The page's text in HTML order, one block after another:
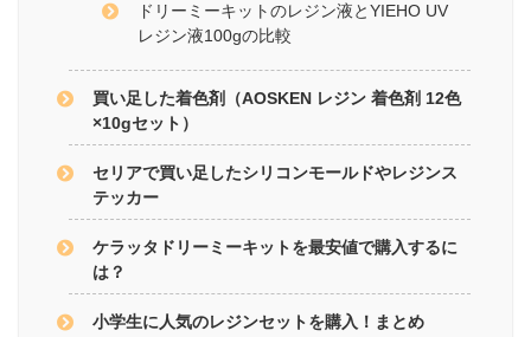
ドリーミーキットのレジン液とYIEHO UV
レジン液100gの比較
買い足した着色剤（AOSKEN レジン 着色剤 12色
×10gセット）
セリアで買い足したシリコンモールドやレジンス
テッカー
ケラッタドリーミーキットを最安値で購入するに
は？
小学生に人気のレジンセットを購入！まとめ